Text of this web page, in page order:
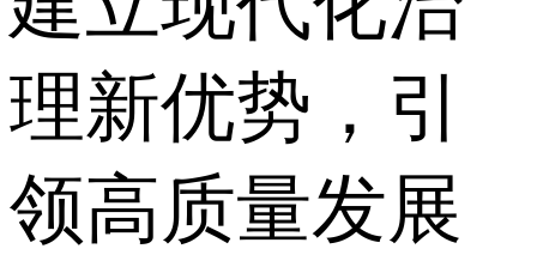
理新优势，引
领高质量发展